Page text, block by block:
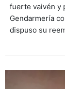
fuerte vaivén y
Gendarmería
dispuso su